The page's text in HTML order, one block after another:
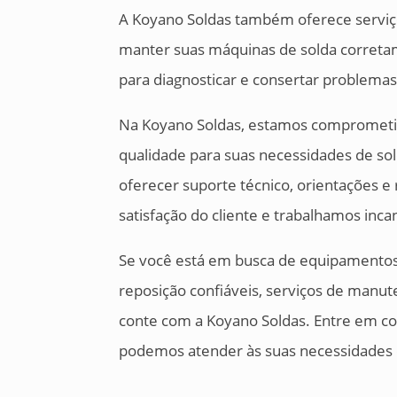
A Koyano Soldas também oferece
manter suas máquinas de solda
para diagnosticar e consertar
Na Koyano Soldas, estamos
qualidade para suas necessidades de
oferecer suporte técnico, orientações e
satisfação do cliente e trabalhamos
Se você está em busca de
reposição confiáveis, serviços de
conte com a Koyano Soldas. Entre em
podemos atender às suas